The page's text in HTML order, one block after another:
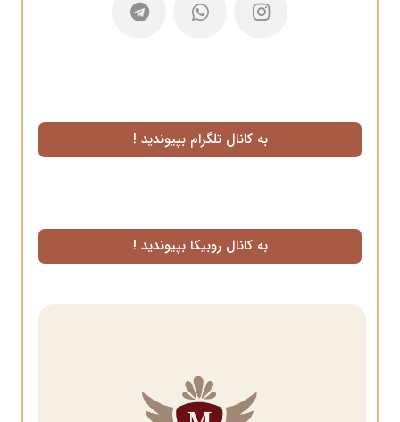
به کانال تلگرام بپیوندید !
به کانال روبیکا بپیوندید !